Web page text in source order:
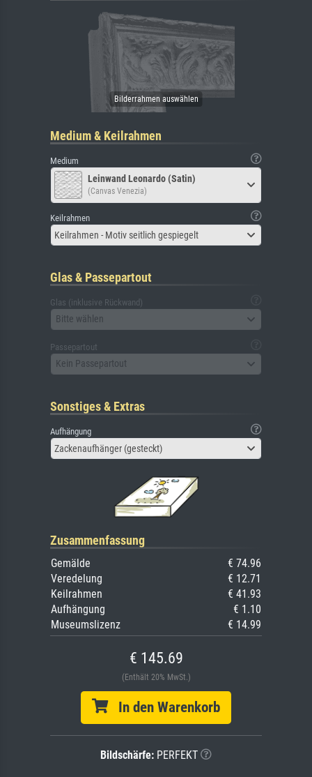
Medium & Keilrahmen
Medium
Leinwand Leonardo (Satin)
(Canvas Venezia)
Keilrahmen
Keilrahmen - Motiv seitlich gespiegelt
Glas & Passepartout
Glas (inklusive Rückwand)
Bitte wählen
Passepartout
Kein Passepartout
Sonstiges & Extras
Aufhängung
Zackenaufhänger (gesteckt)
Zusammenfassung
Gemälde
€ 74.96
Veredelung
€ 12.71
Keilrahmen
€ 41.93
Aufhängung
€ 1.10
Museumslizenz
€ 14.99
€ 145.69
(Enthält 20% MwSt.)
In den Warenkorb
Bildschärfe: PERFEKT